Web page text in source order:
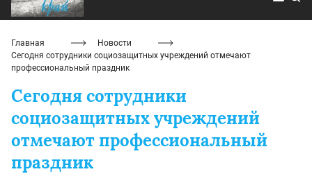
Главная
Новости
Сегодня сотрудники социозащитных учреждений отмечают
профессиональный праздник
Сегодня сотрудники
социозащитных учреждений
отмечают профессиональный
праздник